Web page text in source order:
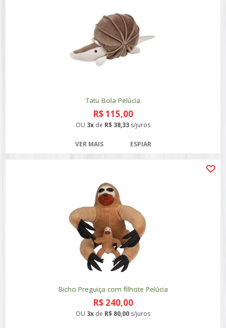
Tatu Bola Pelúcia
R$ 115,00
OU 3x de R$ 38,33 s/juros
VER MAIS ESPIAR
Bicho Preguiça com filhote Pelúcia
R$ 240,00
OU 3x de R$ 80,00 s/juros